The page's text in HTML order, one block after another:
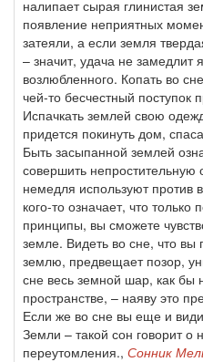
налипает сырая глинистая
появление неприятных
затеяли, а если земля
– значит, удача не замедлит
возлюбленного. Копать во
чей-то бесчестный поступок
Испачкать землей свою
придется покинуть дом,
Быть засыпанной землей
совершить
немедля используют против
кого-то означает, что только
принципы, вы сможете
земле. Видеть во сне, что вы
землю, предвещает позор,
сне весь земной шар, как бы
пространстве, – наяву это
Если же во сне вы еще и
Земли – такой сон говорит о
переутомления., Сонник